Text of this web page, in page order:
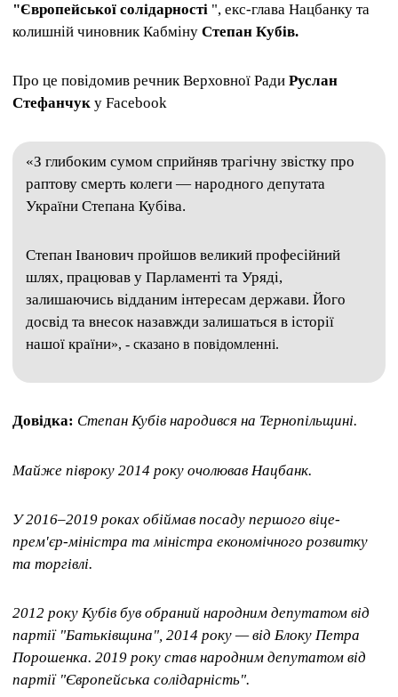
"Європейської солідарності ", екс-глава Нацбанку та
колишній чиновник Кабміну Степан Кубів.
Про це повідомив речник Верховної Ради Руслан
Стефанчук у Facebook
«З глибоким сумом сприйняв трагічну звістку про
раптову смерть колеги — народного депутата
України Степана Кубіва.
Степан Іванович пройшов великий професійний
шлях, працював у Парламенті та Уряді,
залишаючись відданим інтересам держави. Його
досвід та внесок назавжди залишаться в історії
нашої країни», - сказано в повідомленні.
Довідка: Степан Кубів народився на Тернопільщині.
Майже півроку 2014 року очолював Нацбанк.
У 2016–2019 роках обіймав посаду першого віце-
прем'єр-міністра та міністра економічного розвитку
та торгівлі.
2012 року Кубів був обраний народним депутатом від
партії "Батьківщина", 2014 року — від Блоку Петра
Порошенка. 2019 року став народним депутатом від
партії "Європейська солідарність".